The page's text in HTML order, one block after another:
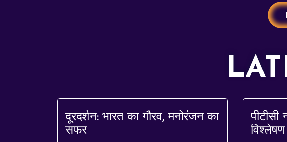
दूरदर्शन: भारत का गौरव, मनोरंजन का
सफर
विश्लेषण